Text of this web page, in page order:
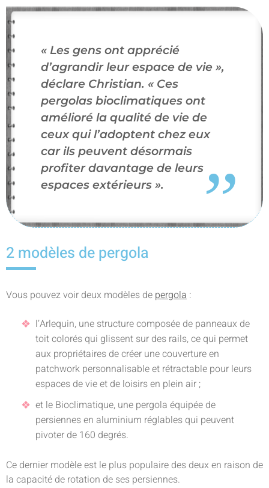
« Les gens ont apprécié
d’agrandir leur espace de vie »,
déclare Christian. « Ces
pergolas bioclimatiques ont
amélioré la qualité de vie de
ceux qui l’adoptent chez eux
car ils peuvent désormais
profiter davantage de leurs
espaces extérieurs ».
2 modèles de pergola
Vous pouvez voir deux modèles de pergola :
l’Arlequin, une structure composée de panneaux de
toit colorés qui glissent sur des rails, ce qui permet
aux propriétaires de créer une couverture en
patchwork personnalisable et rétractable pour leurs
espaces de vie et de loisirs en plein air ;
et le Bioclimatique, une pergola équipée de
persiennes en aluminium réglables qui peuvent
pivoter de 160 degrés.
Ce dernier modèle est le plus populaire des deux en raison de
la capacité de rotation de ses persiennes.